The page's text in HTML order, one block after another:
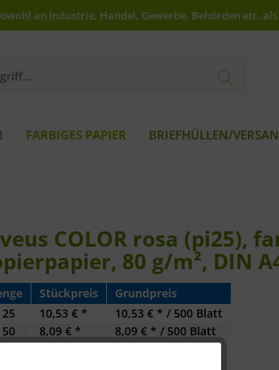
an Industrie, Handel, Gewerbe, Behörden etc.
FARBIGES PAPIER BRIEFHÜLLEN/
COLOR rosa (pi25),
80 g/m², DIN
Stückpreis
Grundpreis
25 10,53 € *
10,53 € * / 500 Blatt
50 8,09 € *
8,09 € * / 500 Blatt